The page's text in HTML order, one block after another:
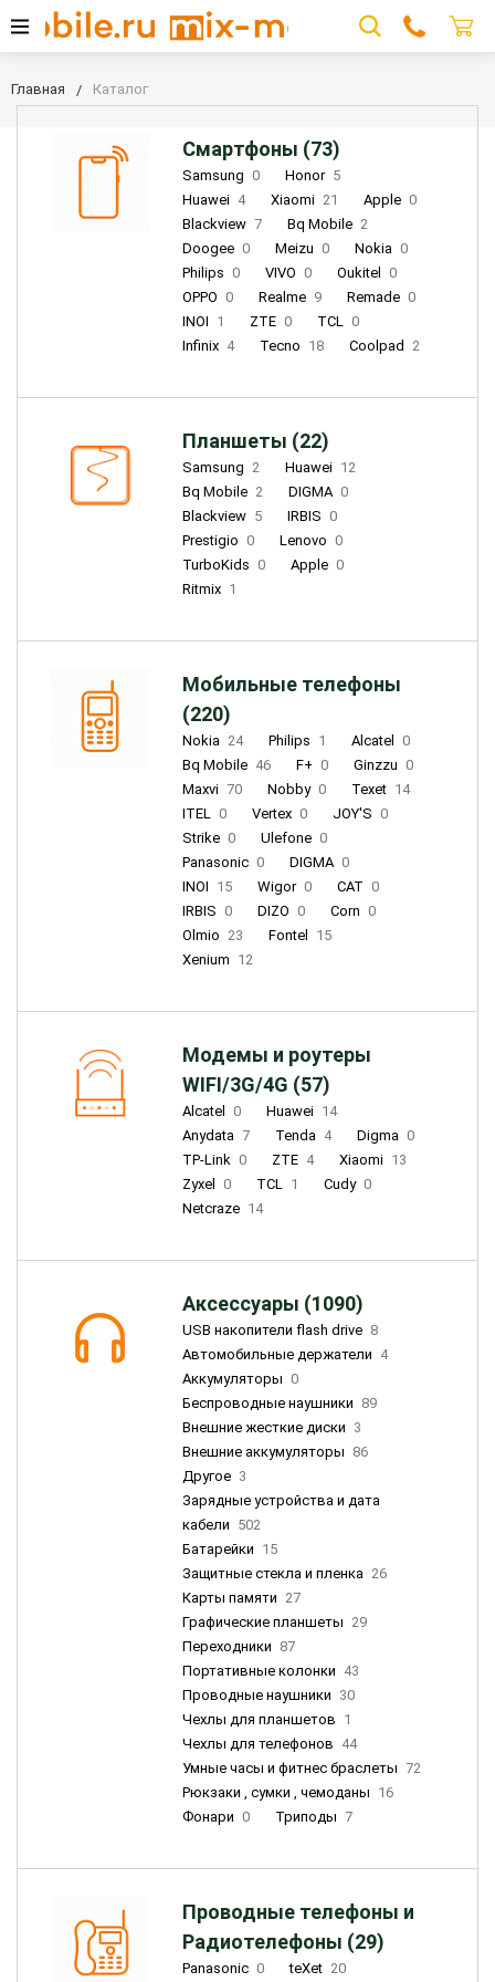
Главная Каталог
Смартфоны (73)
Samsung 0 Honor 5
Huawei 4 Xiaomi 21 Apple 0
Blackview 7 Bq Mobile 2
Doogee 0 Meizu 0 Nokia 0
Philips 0 VIVO 0 Oukitel
0
OPPO 0 Realme 9 Remade 0
INOI 1 ZTE 0 TCL 0
Infinix 4 Tecno 18 Coolpad 2
Планшеты (22)
Samsung 2 Huawei 12
Bq Mobile 2 DIGMA 0
Blackview 5 IRBIS 0
Prestigio 0 Lenovo 0
TurboKids 0 Apple 0
Ritmix 1
Мобильные телефоны
(220)
Nokia 24 Philips 1 Alcatel
0
Bq Mobile 46 F+ 0 Ginzzu 0
Maxvi 70 Nobby 0 Texet 14
ITEL 0 Vertex 0 JOY'S 0
Strike 0 Ulefone 0
Panasonic 0 DIGMA 0
INOI 15 Wigor 0 CAT 0
IRBIS 0 DIZO 0 Corn 0
Olmio 23 Fontel
15
Xenium 12
Модемы и роутеры
WIFI/3G/4G (57)
Alcatel 0 Huawei 14
Anydata 7 Tenda 4 Digma 0
TP-Link 0 ZTE 4 Xiaomi 13
Zyxel
0 TCL 1 Cudy 0
Netcraze 14
Аксессуары (1090)
USB накопители flash drive 8
Автомобильные держатели 4
Аккумуляторы 0
Беспроводные наушники 89
Внешние жесткие диски 3
Внешние аккумуляторы 86
Другое 3
Зарядные устройства и дата
кабели 502
Батарейки 15
Защитные стекла и пленка 26
Карты памяти 27
Графические планшеты 29
Переходники 87
Портативные колонки 43
Проводные наушники 30
Чехлы для планшетов 1
Чехлы для телефонов 44
Умные часы и фитнес браслеты 72
Рюкзаки , сумки , чемоданы 16
Фонари 0 Триподы 7
Проводные телефоны и
Радиотелефоны (29)
Panasonic 0 teXet 20